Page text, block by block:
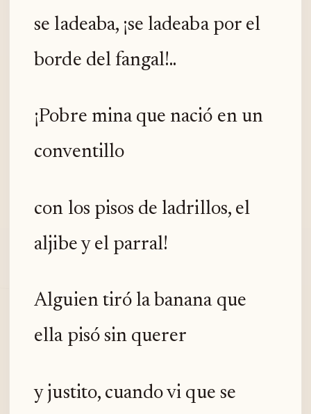
se ladeaba, ¡se ladeaba por el
borde del fangal!..
¡Pobre mina que nació en un
conventillo
con los pisos de ladrillos, el
aljibe y el parral!
Alguien tiró la banana que
ella pisó sin querer
y justito, cuando vi que se